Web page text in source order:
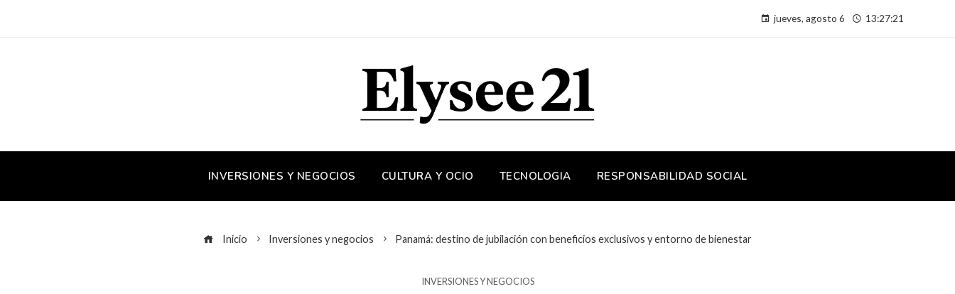
jueves, agosto 6 13:27:22
INVERSIONES Y NEGOCIOS CULTURA Y OCIO TECNOLOGIA RESPONSABILIDAD SOCIAL
Inicio Inversiones y negocios Panamá: destino de jubilación con beneficios exclusivos y entorno de bienestar
INVERSIONES Y NEGOCIOS